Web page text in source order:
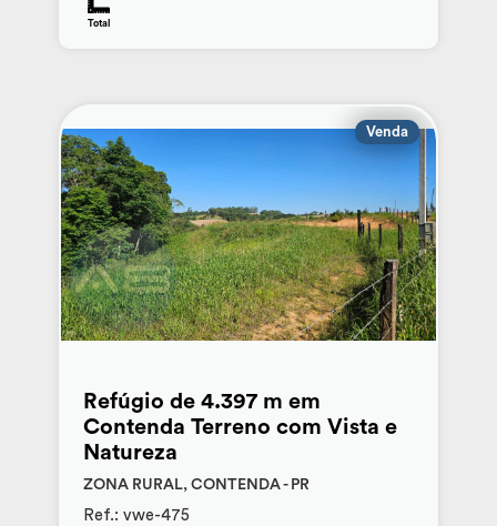
Total
Venda
Refúgio de 4.397 m em
Contenda Terreno com Vista e
Natureza
ZONA RURAL, CONTENDA - PR
Ref.: vwe-475